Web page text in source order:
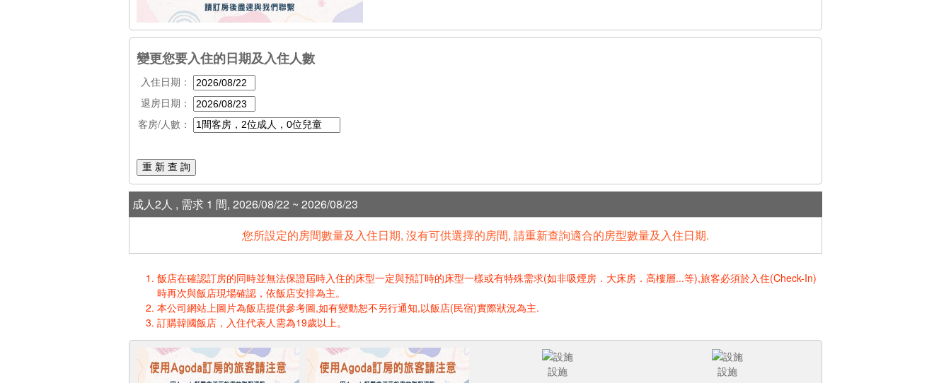
變更您要入住的日期及入住人數
入住日期：
退房日期：
客房/人數：
重 新 查 詢
成人2人 , 需求 1 間, 2026/08/22 ~ 2026/08/23
您所設定的房間數量及入住日期, 沒有可供選擇的房間, 請重新查詢適合的房型數量及入住日期.
飯店在確認訂房的同時並無法保證屆時入住的床型一定與預訂時的床型一樣或有特殊需求(如非吸煙房．大床房．高樓層...等),旅客必須於入住(Check-In)
時再次與飯店現場確認，依飯店安排為主。
本公司網站上圖片為飯店提供參考圖,如有變動恕不另行通知,以飯店(民宿)實際狀況為主.
訂購韓國飯店，入住代表人需為19歲以上。
設施 設施